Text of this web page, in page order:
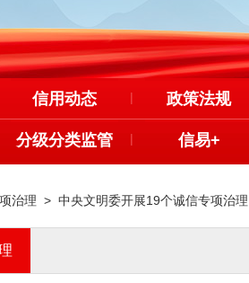
信用动态 | 政策法规
分级分类监管 | 信易+
治理 > 中央文明委开展19个诚信专项治理